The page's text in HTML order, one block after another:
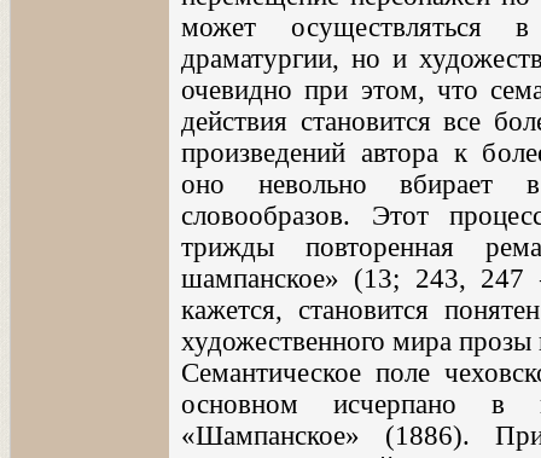
может осуществляться
драматургии, но и
очевидно при этом, что
действия становится все
произведений автора к
оно невольно вбирает
словообразов. Этот
трижды повторенная
шампанское» (13; 243,
кажется, становится
художественного мира
Семантическое поле
основном исчерпано в
«Шампанское» (1886).